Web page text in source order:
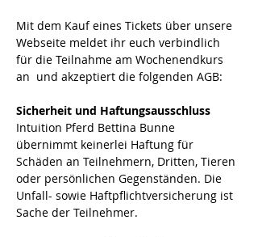
Mit dem Kauf eines Tickets über unsere
Webseite meldet ihr euch verbindlich
für die Teilnahme am Wochenendkurs
an  und akzeptiert die folgenden AGB:
Sicherheit und Haftungsausschluss
Intuition Pferd Bettina Bunne
übernimmt keinerlei Haftung für
Schäden an Teilnehmern, Dritten, Tieren
oder persönlichen Gegenständen. Die
Unfall- sowie Haftpflichtversicherung ist
Sache der Teilnehmer.